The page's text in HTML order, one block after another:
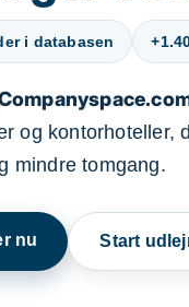
i databasen
og kontorhoteller,
mindre tomgang.
nu Start